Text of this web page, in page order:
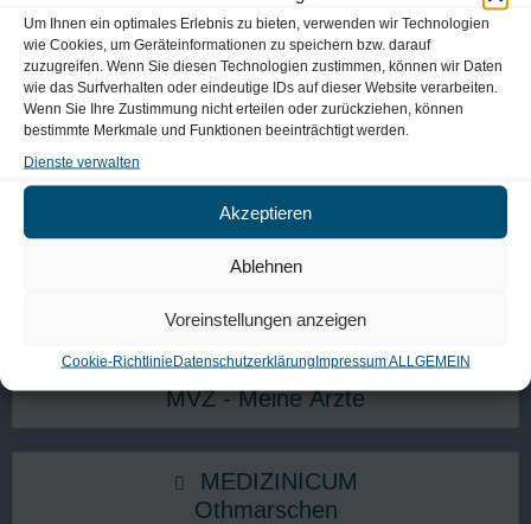
Um Ihnen ein optimales Erlebnis zu bieten, verwenden wir Technologien
wie Cookies, um Geräteinformationen zu speichern bzw. darauf
zuzugreifen. Wenn Sie diesen Technologien zustimmen, können wir Daten
wie das Surfverhalten oder eindeutige IDs auf dieser Website verarbeiten.
Wenn Sie Ihre Zustimmung nicht erteilen oder zurückziehen, können
bestimmte Merkmale und Funktionen beeinträchtigt werden.
Dienste verwalten
Akzeptieren
Ablehnen
Voreinstellungen anzeigen
Cookie-RichtlinieDatenschutzerklärungImpressum ALLGEMEIN
Unsere Standorte in Hamburg​
MEDIZINICUM
MEDIZINICUM
MVZ - Meine Ärzte
MEDIZINICUM
Othmarschen